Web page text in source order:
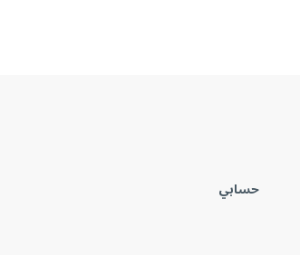
حسابي